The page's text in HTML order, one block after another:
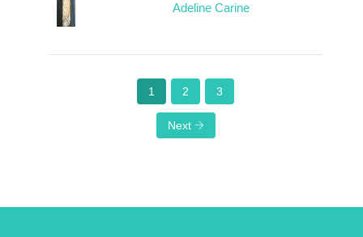
Adeline Carine
1 2 3
Next